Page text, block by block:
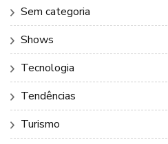
Sem categoria
Shows
Tecnologia
Tendências
Turismo